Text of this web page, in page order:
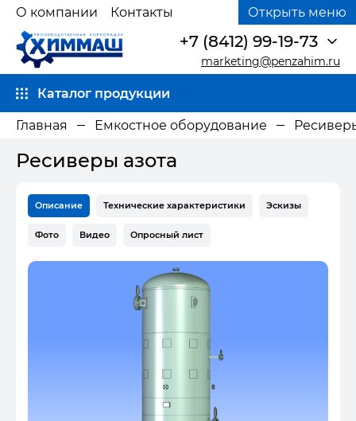
О компании Контакты Открыть меню
Каталог продукции
marketing@penzahim.ru
+7 (8412) 99-19-73
Главная Емкостное оборудование
Ресиверы азота
Описание Технические характеристики Эскизы
Фото Видео Опросный лист